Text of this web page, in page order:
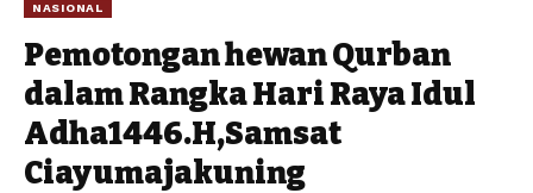
NASIONAL
Pemotongan hewan Qurban
dalam Rangka Hari Raya Idul
Adha1446.H,Samsat
Ciayumajakuning